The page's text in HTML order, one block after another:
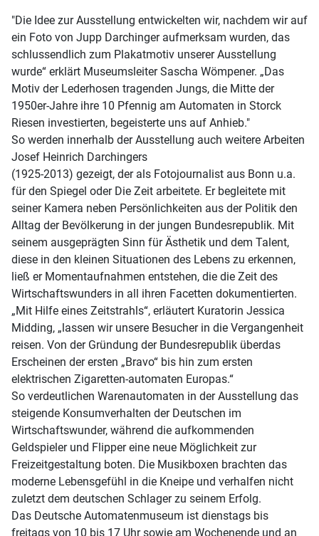
"Die Idee zur Ausstellung entwickelten wir, nachdem wir auf
ein Foto von Jupp Darchinger aufmerksam wurden, das
schlussendlich zum Plakatmotiv unserer Ausstellung
wurde“ erklärt Museumsleiter Sascha Wömpener. „Das
Motiv der Lederhosen tragenden Jungs, die Mitte der
1950er-Jahre ihre 10 Pfennig am Automaten in Storck
Riesen investierten, begeisterte uns auf Anhieb."
So werden innerhalb der Ausstellung auch weitere Arbeiten
Josef Heinrich Darchingers
(1925-2013) gezeigt, der als Fotojournalist aus Bonn u.a.
für den Spiegel oder Die Zeit arbeitete. Er begleitete mit
seiner Kamera neben Persönlichkeiten aus der Politik den
Alltag der Bevölkerung in der jungen Bundesrepublik. Mit
seinem ausgeprägten Sinn für Ästhetik und dem Talent,
diese in den kleinen Situationen des Lebens zu erkennen,
ließ er Momentaufnahmen entstehen, die die Zeit des
Wirtschaftswunders in all ihren Facetten dokumentierten.
„Mit Hilfe eines Zeitstrahls“, erläutert Kuratorin Jessica
Midding, „lassen wir unsere Besucher in die Vergangenheit
reisen. Von der Gründung der Bundesrepublik überdas
Erscheinen der ersten „Bravo“ bis hin zum ersten
elektrischen Zigaretten-automaten Europas.“
So verdeutlichen Warenautomaten in der Ausstellung das
steigende Konsumverhalten der Deutschen im
Wirtschaftswunder, während die aufkommenden
Geldspieler und Flipper eine neue Möglichkeit zur
Freizeitgestaltung boten. Die Musikboxen brachten das
moderne Lebensgefühl in die Kneipe und verhalfen nicht
zuletzt dem deutschen Schlager zu seinem Erfolg.
Das Deutsche Automatenmuseum ist dienstags bis
freitags von 10 bis 17 Uhr sowie am Wochenende und an